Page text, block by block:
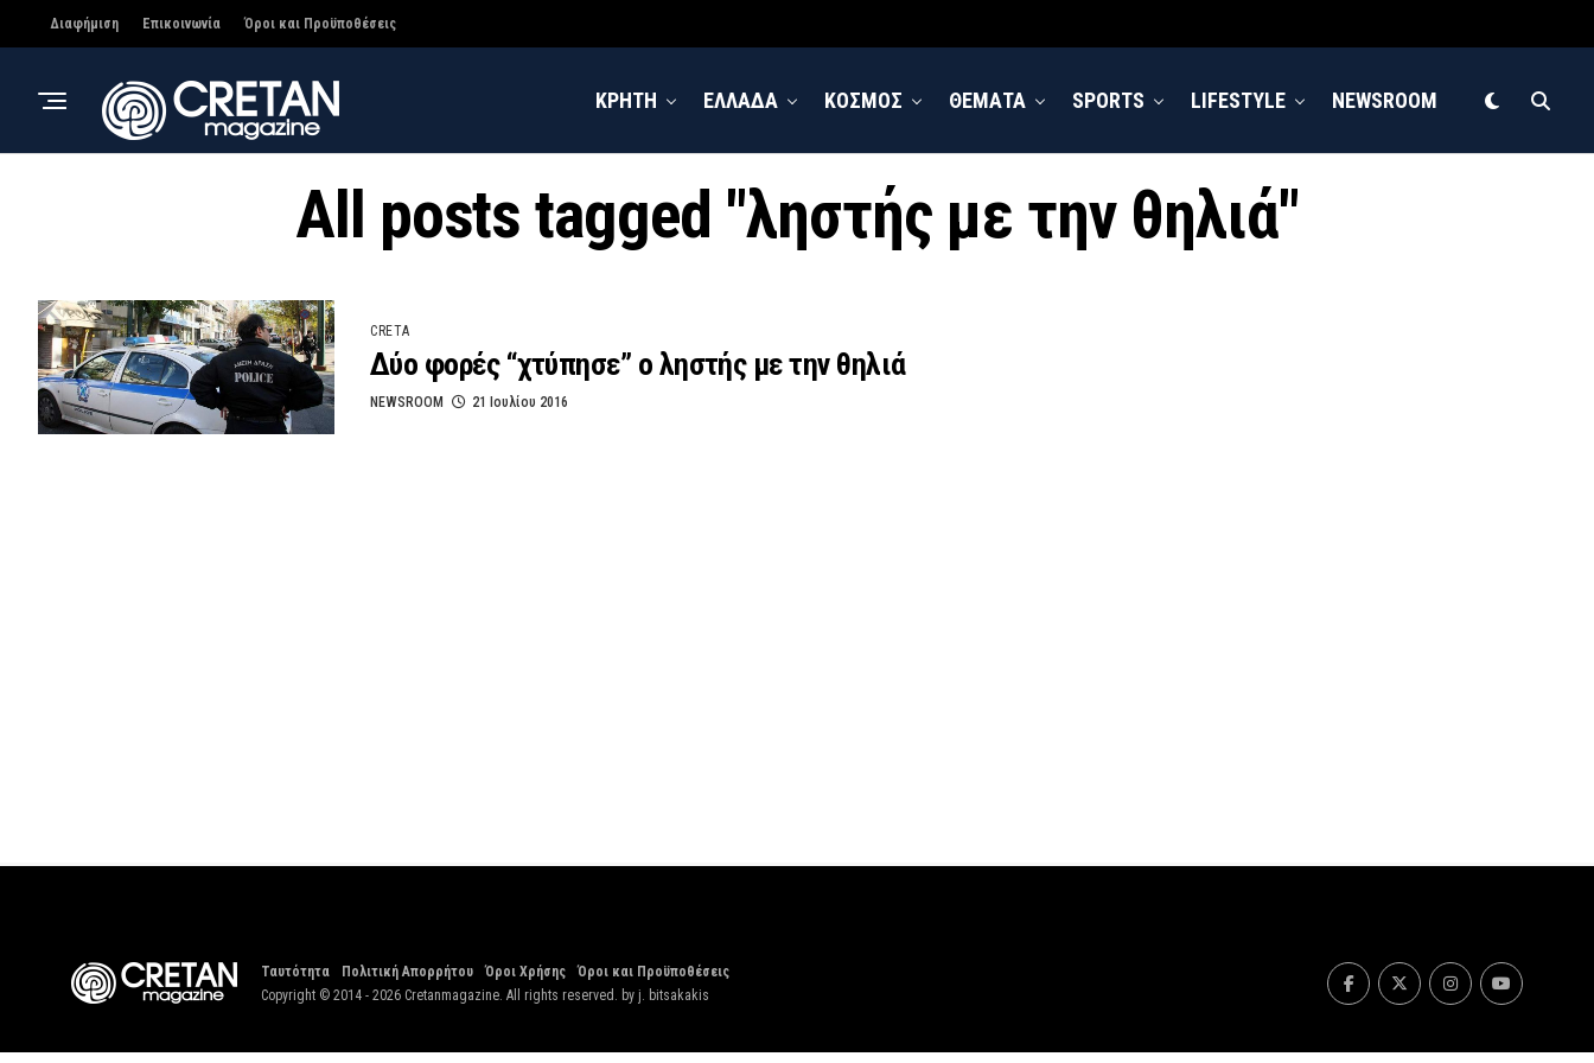
Διαφήμιση Επικοινωνία Όροι και Προϋποθέσεις
ΚΡΗΤΗ ΕΛΛΑΔΑ ΚΟΣΜΟΣ ΘΕΜΑΤΑ SPORTS LIFESTYLE NEWSROOM
All posts tagged "ληστής με την θηλιά"
CRETA
Δύο φορές “χτύπησε” ο ληστής με την θηλιά
NEWSROOM 21 Ιουλίου 2016
Ταυτότητα Πολιτική Απορρήτου Όροι Χρήσης
Όροι και Προϋποθέσεις
Copyright © 2014 - 2026 Cretanmagazine. All rights reserved. by j. bitsakakis